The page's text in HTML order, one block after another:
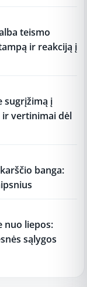
teismo
ir reakciją į
sugrįžimą į
ir vertinimai dėl
banga:
nuo liepos:
sąlygos